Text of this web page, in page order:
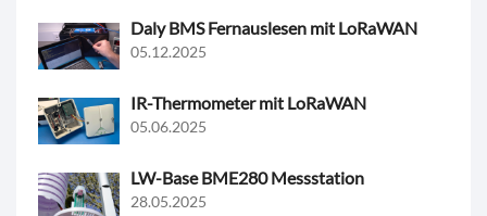
Daly BMS Fernauslesen mit LoRaWAN
05.12.2025
IR-Thermometer mit LoRaWAN
05.06.2025
LW-Base BME280 Messstation
28.05.2025